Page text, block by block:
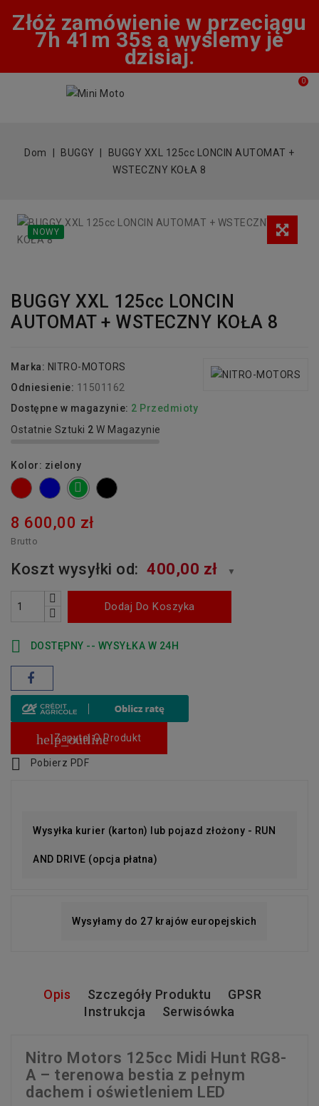
Złóż zamówienie w przeciągu
7h 41m 34s a wyślemy je
dzisiaj.
0
Dom BUGGY
BUGGY XXL 125cc LONCIN AUTOMAT +
WSTECZNY KOŁA 8
NOWY
BUGGY XXL 125cc LONCIN
AUTOMAT + WSTECZNY KOŁA 8
Marka: NITRO-MOTORS
Odniesienie: 11501162
Dostępne w magazynie: 2 Przedmioty
Ostatnie Sztuki 2 W Magazynie
Kolor: zielony
czerwonyniebieskizielonyczarny
8 600,00 zł
Brutto
Koszt wysyłki od: 400,00 zł ▼
Dodaj Do Koszyka
 DOSTĘPNY -- WYSYŁKA W 24H
help_outline
Zapytaj O Produkt
 Pobierz PDF
Wysyłka kurier (karton) lub pojazd złożony - RUN
AND DRIVE (opcja płatna)
Wysyłamy do 27 krajów europejskich
Opis Szczegóły Produktu
GPSR
Instrukcja
Serwisówka
Nitro Motors 125cc Midi Hunt RG8-
A – terenowa bestia z pełnym
dachem i oświetleniem LED